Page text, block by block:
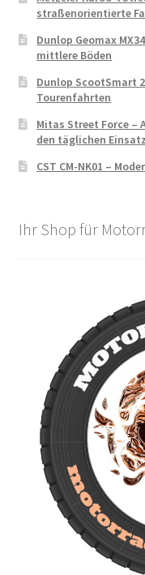
straßenorientierte
Dunlop Geomax
mittlere Böden
Dunlop ScootSmart
Tourenfahrten
Mitas Street Force –
den täglichen Einsatz
CST CM-NK01 –
Ihr Shop für